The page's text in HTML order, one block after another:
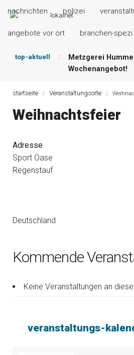
nachrichten polizei
angebote vor ort branchen-spezi
top-aktuell
Metzgerei
Wochenangebot!
Grillspezialitäten
und mehr …
startseite Veranstaltungsorte
Weihnachtsfeier
Adresse
Sport Oase
Regenstauf
Deutschland
Kommende
Keine Veranstaltungen an
veranstaltungs-